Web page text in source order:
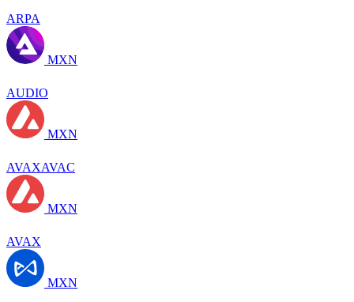
ARPA
MXN
AUDIO
MXN
AVAXAVAC
MXN
AVAX
MXN